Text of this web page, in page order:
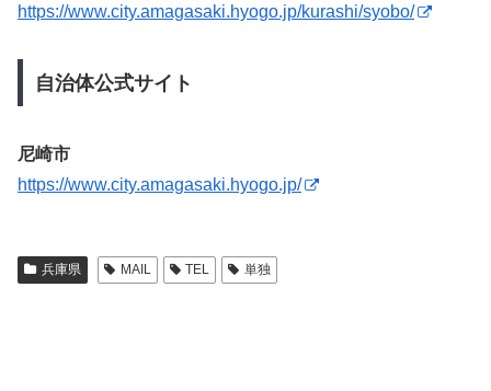
https://www.city.amagasaki.hyogo.jp/kurashi/syobo/
自治体公式サイト
尼崎市
https://www.city.amagasaki.hyogo.jp/
兵庫県 MAIL TEL 単独